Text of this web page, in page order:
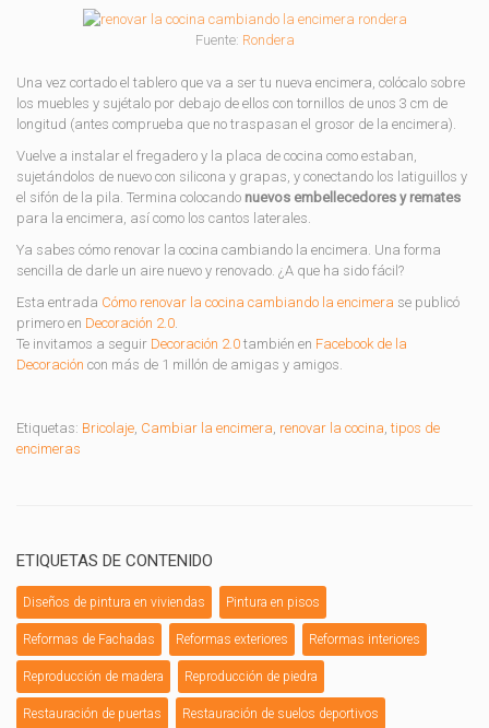
Fuente: Rondera
Una vez cortado el tablero que va a ser tu nueva encimera, colócalo sobre
los muebles y sujétalo por debajo de ellos con tornillos de unos 3 cm de
longitud (antes comprueba que no traspasan el grosor de la encimera).
Vuelve a instalar el fregadero y la placa de cocina como estaban,
sujetándolos de nuevo con silicona y grapas, y conectando los latiguillos y
el sifón de la pila. Termina colocando nuevos embellecedores y remates
para la encimera, así como los cantos laterales.
Ya sabes cómo renovar la cocina cambiando la encimera. Una forma
sencilla de darle un aire nuevo y renovado. ¿A que ha sido fácil?
Esta entrada Cómo renovar la cocina cambiando la encimera se publicó
primero en Decoración 2.0.
Te invitamos a seguir Decoración 2.0 también en Facebook de la
Decoración con más de 1 millón de amigas y amigos.
Etiquetas: Bricolaje, Cambiar la encimera, renovar la cocina,tipos de
encimeras
ETIQUETAS DE CONTENIDO
Diseños de pintura en viviendas Pintura en pisos
Reformas de Fachadas Reformas exteriores Reformas interiores
Reproducción de madera Reproducción de piedra
Restauración de puertas Restauración de suelos deportivos